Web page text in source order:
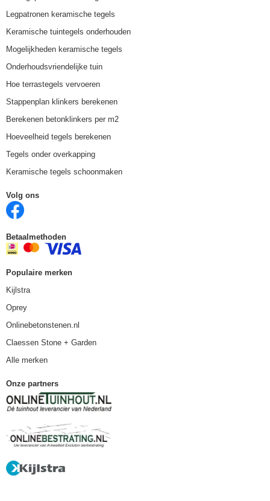
Legpatronen keramische tegels
Keramische tuintegels onderhouden
Mogelijkheden keramische tegels
Onderhoudsvriendelijke tuin
Hoe terrastegels vervoeren
Stappenplan klinkers berekenen
Berekenen betonklinkers per m2
Hoeveelheid tegels berekenen
Tegels onder overkapping
Keramische tegels schoonmaken
Volg ons
Betaalmethoden
Populaire merken
Kijlstra
Oprey
Onlinebetonstenen.nl
Claessen Stone + Garden
Alle merken
Onze partners